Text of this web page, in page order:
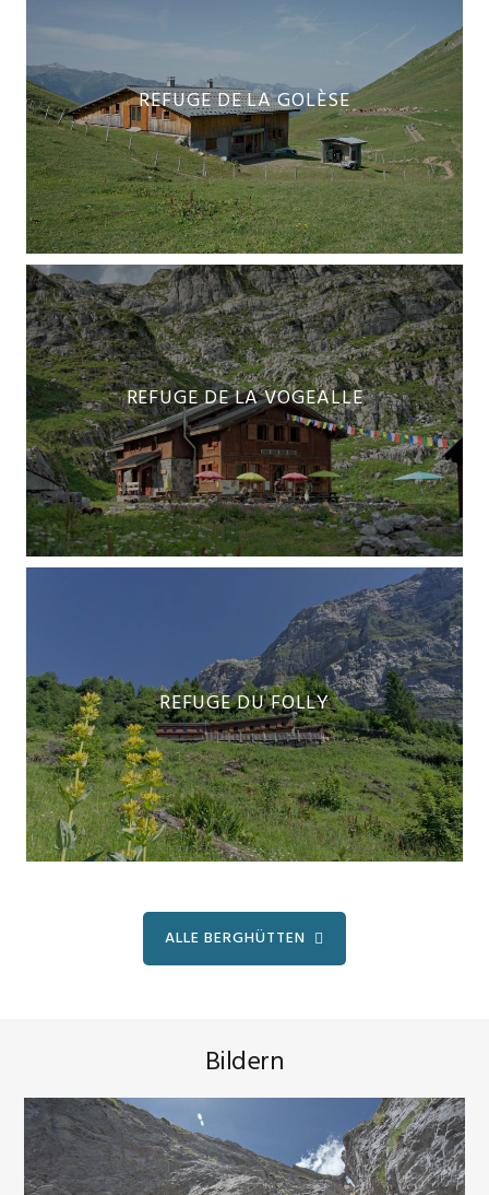
REFUGE DE LA GOLÈSE
REFUGE DE LA VOGEALLE
REFUGE DU FOLLY
ALLE BERGHÜTTEN
Bildern